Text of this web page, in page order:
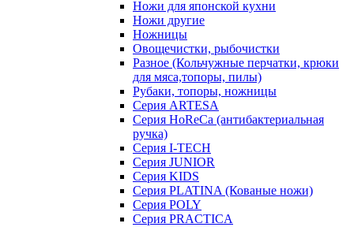
Ножи для японской кухни
Ножи другие
Ножницы
Овощечистки, рыбочистки
Разное (Кольчужные перчатки, крюки
для мяса,топоры, пилы)
Рубаки, топоры, ножницы
Серия ARTESA
Серия HoReCa (антибактериальная
ручка)
Серия I-TECH
Серия JUNIOR
Серия KIDS
Серия PLATINA (Кованые ножи)
Серия POLY
Серия PRACTICA